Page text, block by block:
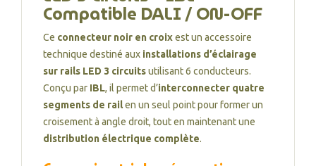
Compatible DALI / ON-OFF
Ce connecteur noir en croixest un accessoire
technique destiné aux installations d’éclairage
sur rails LED 3 circuitsutilisant 6 conducteurs.
Conçu par IBL, il permet d’interconnecter quatre
segments de railen un seul point pour former un
croisement à angle droit, tout en maintenant une
distribution électrique complète.